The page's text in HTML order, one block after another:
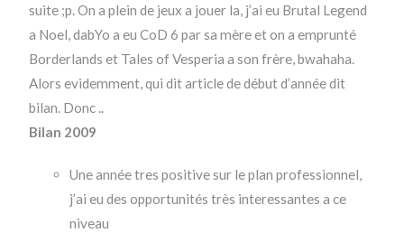
suite ;p. On a plein de jeux a jouer la, j’ai eu Brutal Legend
a Noel, dabYo a eu CoD 6 par sa mère et on a emprunté
Borderlands et Tales of Vesperia a son frère, bwahaha.
Alors evidemment, qui dit article de début d’année dit
bilan. Donc ..
Bilan 2009
Une année tres positive sur le plan professionnel,
j’ai eu des opportunités très interessantes a ce
niveau